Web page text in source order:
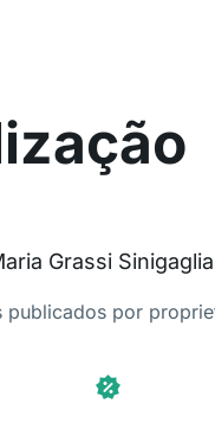
Grassi Sinigaglia
por